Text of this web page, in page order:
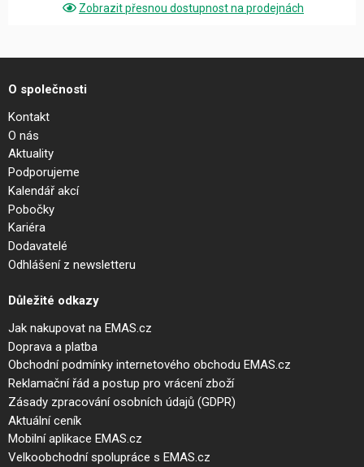
Zobrazit přesnou dostupnost na prodejnách
O společnosti
Kontakt
O nás
Aktuality
Podporujeme
Kalendář akcí
Pobočky
Kariéra
Dodavatelé
Odhlášení z newsletteru
Důležité odkazy
Jak nakupovat na EMAS.cz
Doprava a platba
Obchodní podmínky internetového obchodu EMAS.cz
Reklamační řád a postup pro vrácení zboží
Zásady zpracování osobních údajů (GDPR)
Aktuální ceník
Mobilní aplikace EMAS.cz
Velkoobchodní spolupráce s EMAS.cz